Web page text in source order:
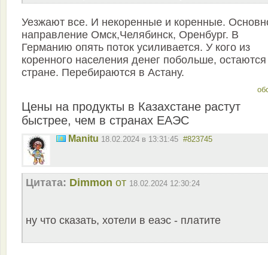
Уезжают все. И некоренные и коренные.
направление Омск,Челябинск, Оренбург. В
Германию опять поток усиливается. У кого из
коренного населения денег побольше,
стране. Перебираются в Астану.
Цены на продукты в Казахстане растут
быстрее, чем в странах ЕАЭС
Manitu 18.02.2024 в 13:31:45 #823745
Цитата: Dimmon от 18.02.2024 12:30:24
ну что сказать, хотели в еаэс - платите